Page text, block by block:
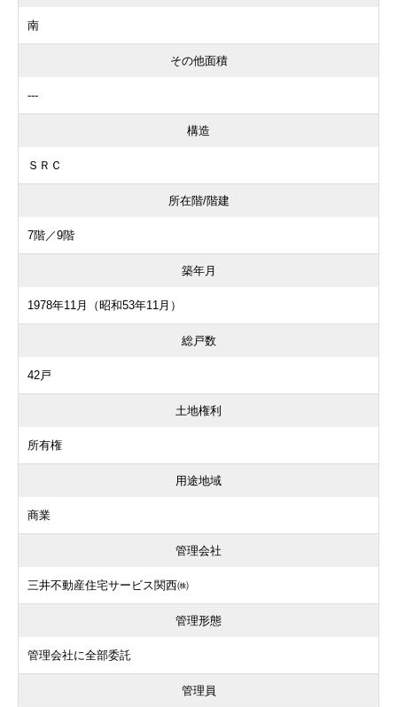
南
その他面積
---
構造
ＳＲＣ
所在階/階建
7階／9階
築年月
1978年11月（昭和53年11月）
総戸数
42戸
土地権利
所有権
用途地域
商業
管理会社
三井不動産住宅サービス関西㈱
管理形態
管理会社に全部委託
管理員